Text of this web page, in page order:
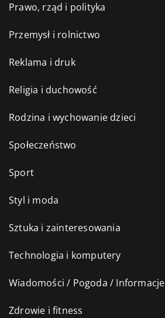
Prawo, rząd i polityka
Przemysł i rolnictwo
Reklama i druk
Religia i duchowość
Rodzina i wychowanie dzieci
Społeczeństwo
Sport
Styl i moda
Sztuka i zainteresowania
Technologia i komputery
Wiadomości / Pogoda / Informacje
Zdrowie i fitness